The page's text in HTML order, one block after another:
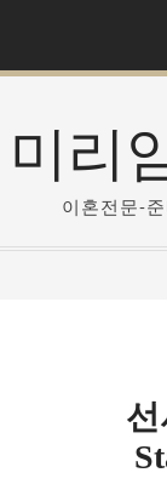
i
미리
이혼전문-